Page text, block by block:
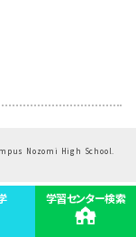
Nozomi High School.
学習センター検索